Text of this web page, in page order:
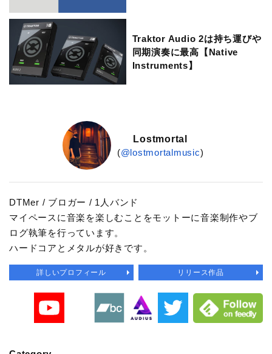
Traktor Audio 2は持ち運びや
同期演奏に最高【Native
Instruments】
Lostmortal
(@lostmortalmusic)
DTMer / ブロガー / 1人バンド
マイペースに音楽を楽しむことをモットーに音楽制作やブ
ログ執筆を行っています。
ハードコアとメタルが好きです。
詳しいプロフィール リリース作品